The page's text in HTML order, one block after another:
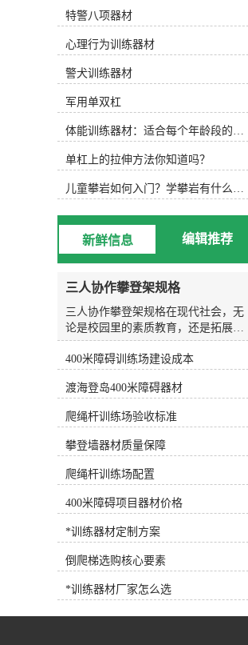
鞋，防止动作变形，稳定完成所需动
作。2.水阻手套水阻手套 徒手运动
后，可选择抗组设备，增加运动难
度，通过阻力手套增加划水面积，练
习水中手臂运动。3.水中健身棒水中
浮力健身棒 水中的健身棒不仅可以
为练习者提供浮力，还可以通过浮力
提供抗组训练，增加练习难度，非常
实用。此外，健身棒具有很强的可塑
性，可以增加练习兴趣，摆出各种创
意造型。4.水中健身哑铃浮力哑铃
类似于水中健身棒，水中健身哑铃也
能为练习者提供浮力和阻力，用哑铃
进行的水中搏击强度很大！5.阻力葵
花阻力葵花向日葵鞋套的阻力 向日
葵可以手持或穿在脚上，以增加水的
面积和水的阻力。6.打水板打水板
水板是游泳场较常见、较方便的设
备，随处可见，也可用作抗阻训练设
备。7.浮力腰带深水浮力腰带 将浮
力带系在腰部，可为人体提供巨大的
浮力，使练习者在水中轻松完成训练
练习者各自的健身目标需求，可以选
择和使用健身器材，事半功倍！
特警八项器材
心理行为训练器材
警犬训练器材
军用单双杠
体能训练器材：适合每个年龄段的训练
单杠上的拉伸方法你知道吗？
儿童攀岩如何入门？学攀岩有什么好处？带娃攀岩两年的全面经验分享
新鲜信息 编辑推荐
三人协作攀登架规格
三人协作攀登架规格在现代社会，无
论是校园里的素质教育，还是拓展训
练基地的团队建设，人们对于体育器
材的需求早已不再局限于简单的单人
新以及企业团建活动的多元化，能够
锻炼参与者协作能力、身体协调性以
及心理素质的综合型器材逐渐成为市
场的新宠。其中，三人协作攀登架凭
借其独特的设计理念和较高的趣味
性，正受到越来越多客户的青睐。作
为一家集研发、生产、销售与售后服
务于一体的专业体育器材企业，河北
业一线，深切体会到不同用户群体对
于器材功能性与安全性的双重诉求。
公司推出的三人协作攀登架，正是顺
应这一市场趋势，结合多年的生产经
验与人体工学原理，精心打造的一款
团队协作型训练设备。这款产品不仅
400米障碍训练场建设成本
渡海登岛400米障碍器材
爬绳杆训练场验收标准
攀登墙器材质量保障
爬绳杆训练场配置
400米障碍项目器材价格
*训练器材定制方案
倒爬梯选购核心要素
*训练器材厂家怎么选